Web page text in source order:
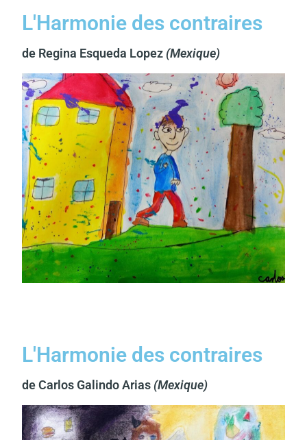
L'Harmonie des contraires
de Regina Esqueda Lopez (Mexique)
L'Harmonie des contraires
de Carlos Galindo Arias (Mexique)